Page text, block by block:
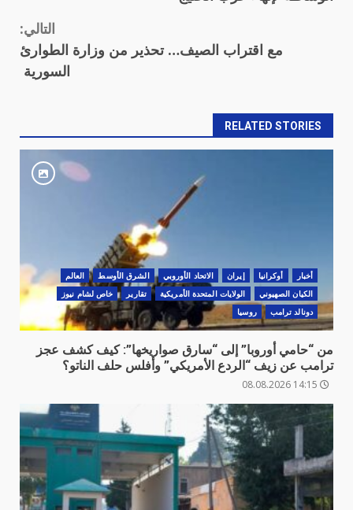
التالي:
مع اقتراب الصيف… تحذير من وزارة الطوارئ
السورية
RELATED STORIES
أخبار أوكرانيا ‏إيران الاتحاد الأوروبي الشرق الأوسط
العالم
الكيان الصهيوني
الولايات المتحدة الأمريكية تقارير
خاص لشام نيوز
دونالد ترامب
روسيا
من “حامي أوروبا” إلى “سارق صواريخها”: كيف كشف عجز
ترامب عن زيف “الردع الأمريكي” وأفلس حلف الناتو؟